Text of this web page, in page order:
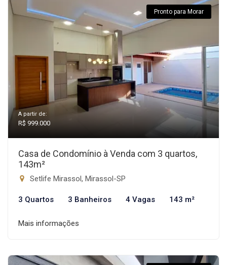
Pronto para Morar
A partir de:
R$ 999.000
Casa de Condomínio à Venda com 3 quartos,
143m²
Setlife Mirassol, Mirassol-SP
3 Quartos 3 Banheiros 4 Vagas 143 m²
Mais informações